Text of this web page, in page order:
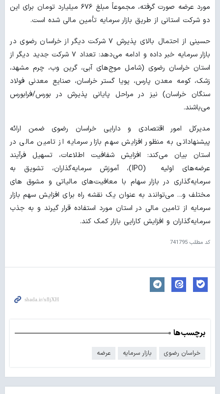
مورد عرضه صورت گرفته، مجموعاً مبلغ ۶۷۶ میلیارد تومان برای این
دو شرکت استانی از طریق بازار سرمایه تأمین مالی شده است.
حسینی از احتمال بالای پذیرش ۷ شرکت دیگر از خراسان رضوی در
بازار سرمایه خبر داده و ادامه می‌دهد: تعداد ۷ شرکت جدید دیگر از
استان خراسان رضوی (شامل موج‌های آبی، گرین وب، چرم مشهد،
زشک، کومه معدن پارس، پویا گستر خراسان، صنایع معدنی فولاد
سنگان خراسان) نیز در مراحل پایانی پذیرش در بورس/فرابورس
می‌باشند.
مدیرکل امور اقتصادی و دارایی خراسان رضوی ضمن ارائه
پیشنهاداتی به منظور افزایش سهم بازار سرمایه از تامین مالی در
استان بیان می‌کند: افزایش شفافیت اطلاعات، تسهیل فرآیند
عرضه‌های اولیه (IPO)، آموزش سرمایه‌گذاران، تشویق به
سرمایه‌گذاری در بازار سهام با معافیت‌های مالیاتی و مشوق های
مختلف و... می‌توانند به عنوان یک نقشه راه برای افزایش سهم بازار
سرمایه از تامین مالی در استان مورد استفاده قرار گیرند و به جذب
سرمایه‌گذاران و افزایش کارایی بازار کمک کند.
کد مطلب 741795
برچسب‌ها
خراسان رضوی بازار سرمایه عرضه